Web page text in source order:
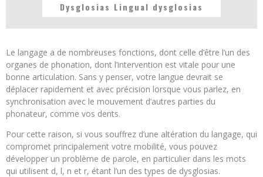
Dysglosias Lingual dysglosias
Le langage a de nombreuses fonctions, dont celle d’être l’un des
organes de phonation, dont l’intervention est vitale pour une
bonne articulation. Sans y penser, votre langue devrait se
déplacer rapidement et avec précision lorsque vous parlez, en
synchronisation avec le mouvement d’autres parties du
phonateur, comme vos dents.
Pour cette raison, si vous souffrez d’une altération du langage, qui
compromet principalement votre mobilité, vous pouvez
développer un problème de parole, en particulier dans les mots
qui utilisent d, l, n et r, étant l’un des types de dysglosias.